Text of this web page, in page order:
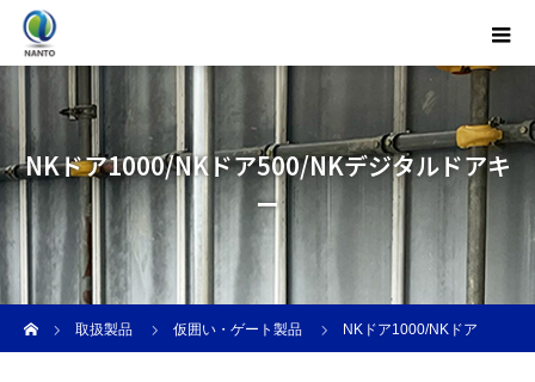
NKドア1000/NKドア500/NKデジタルドアキ
ー
取扱製品
仮囲い・ゲート製品 NKドア1000/NKドア